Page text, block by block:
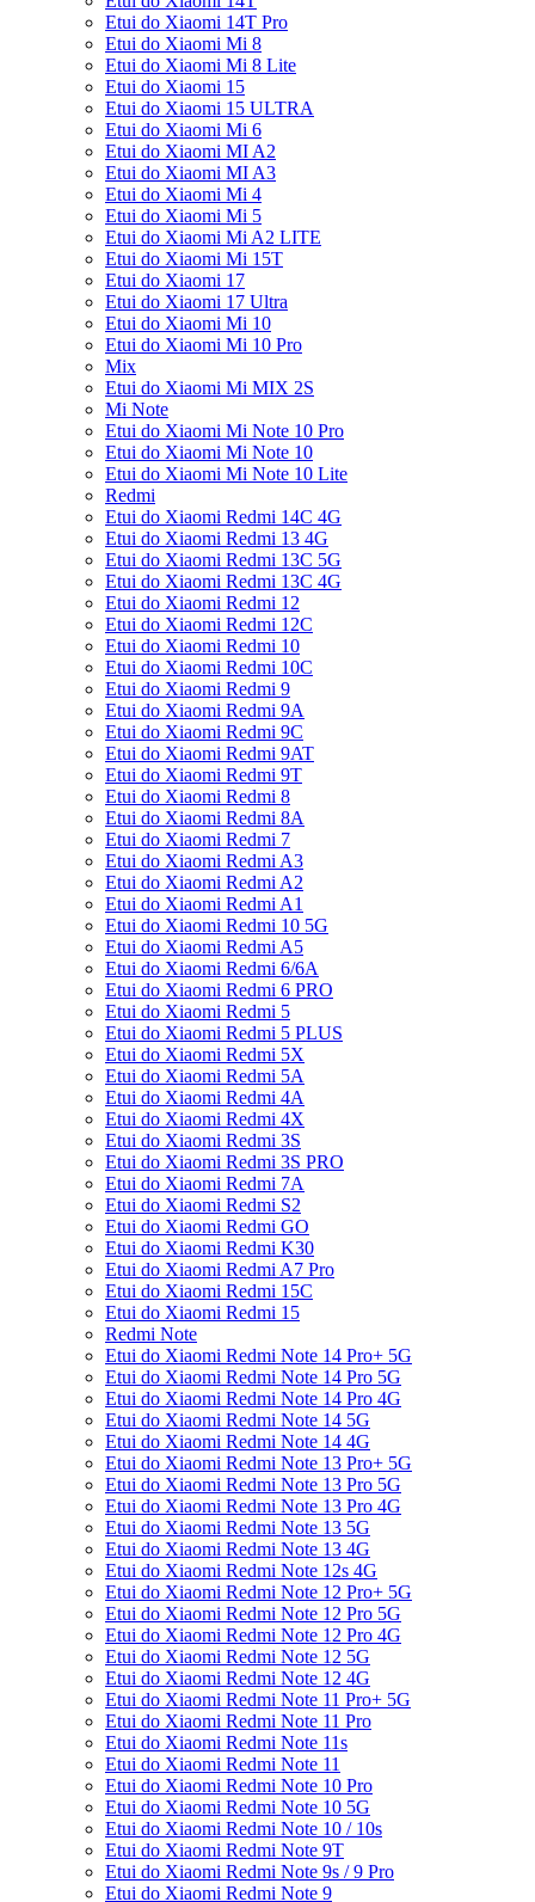
Etui do Xiaomi 14T Pro
Etui do Xiaomi Mi 8
Etui do Xiaomi Mi 8 Lite
Etui do Xiaomi 15
Etui do Xiaomi 15 ULTRA
Etui do Xiaomi Mi 6
Etui do Xiaomi MI A2
Etui do Xiaomi MI A3
Etui do Xiaomi Mi 4
Etui do Xiaomi Mi 5
Etui do Xiaomi Mi A2 LITE
Etui do Xiaomi Mi 15T
Etui do Xiaomi 17
Etui do Xiaomi 17 Ultra
Etui do Xiaomi Mi 10
Etui do Xiaomi Mi 10 Pro
Mix
Etui do Xiaomi Mi MIX 2S
Mi Note
Etui do Xiaomi Mi Note 10 Pro
Etui do Xiaomi Mi Note 10
Etui do Xiaomi Mi Note 10 Lite
Redmi
Etui do Xiaomi Redmi 14C 4G
Etui do Xiaomi Redmi 13 4G
Etui do Xiaomi Redmi 13C 5G
Etui do Xiaomi Redmi 13C 4G
Etui do Xiaomi Redmi 12
Etui do Xiaomi Redmi 12C
Etui do Xiaomi Redmi 10
Etui do Xiaomi Redmi 10C
Etui do Xiaomi Redmi 9
Etui do Xiaomi Redmi 9A
Etui do Xiaomi Redmi 9C
Etui do Xiaomi Redmi 9AT
Etui do Xiaomi Redmi 9T
Etui do Xiaomi Redmi 8
Etui do Xiaomi Redmi 8A
Etui do Xiaomi Redmi 7
Etui do Xiaomi Redmi A3
Etui do Xiaomi Redmi A2
Etui do Xiaomi Redmi A1
Etui do Xiaomi Redmi 10 5G
Etui do Xiaomi Redmi A5
Etui do Xiaomi Redmi 6/6A
Etui do Xiaomi Redmi 6 PRO
Etui do Xiaomi Redmi 5
Etui do Xiaomi Redmi 5 PLUS
Etui do Xiaomi Redmi 5X
Etui do Xiaomi Redmi 5A
Etui do Xiaomi Redmi 4A
Etui do Xiaomi Redmi 4X
Etui do Xiaomi Redmi 3S
Etui do Xiaomi Redmi 3S PRO
Etui do Xiaomi Redmi 7A
Etui do Xiaomi Redmi S2
Etui do Xiaomi Redmi GO
Etui do Xiaomi Redmi K30
Etui do Xiaomi Redmi A7 Pro
Etui do Xiaomi Redmi 15C
Etui do Xiaomi Redmi 15
Redmi Note
Etui do Xiaomi Redmi Note 14 Pro+ 5G
Etui do Xiaomi Redmi Note 14 Pro 5G
Etui do Xiaomi Redmi Note 14 Pro 4G
Etui do Xiaomi Redmi Note 14 5G
Etui do Xiaomi Redmi Note 14 4G
Etui do Xiaomi Redmi Note 13 Pro+ 5G
Etui do Xiaomi Redmi Note 13 Pro 5G
Etui do Xiaomi Redmi Note 13 Pro 4G
Etui do Xiaomi Redmi Note 13 5G
Etui do Xiaomi Redmi Note 13 4G
Etui do Xiaomi Redmi Note 12s 4G
Etui do Xiaomi Redmi Note 12 Pro+ 5G
Etui do Xiaomi Redmi Note 12 Pro 5G
Etui do Xiaomi Redmi Note 12 Pro 4G
Etui do Xiaomi Redmi Note 12 5G
Etui do Xiaomi Redmi Note 12 4G
Etui do Xiaomi Redmi Note 11 Pro+ 5G
Etui do Xiaomi Redmi Note 11 Pro
Etui do Xiaomi Redmi Note 11s
Etui do Xiaomi Redmi Note 11
Etui do Xiaomi Redmi Note 10 Pro
Etui do Xiaomi Redmi Note 10 5G
Etui do Xiaomi Redmi Note 10 / 10s
Etui do Xiaomi Redmi Note 9T
Etui do Xiaomi Redmi Note 9s / 9 Pro
Etui do Xiaomi Redmi Note 9